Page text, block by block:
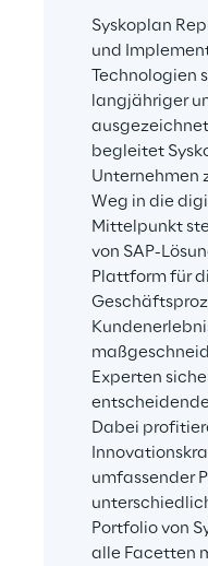
Syskoplan
und
Technologien
langjähriger
begleitet
Unternehmen
Weg in die
Mittelpunkt
von SAP-
Plattform für
Experten
Dabei
umfassender
Portfolio von
alle Facetten